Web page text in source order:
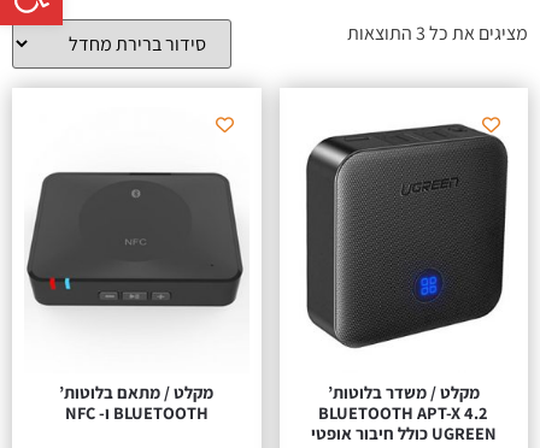
מציגים את כל ⁦3⁩ התוצאות
מקלט / משדר בלוטות’
BLUETOOTH APT-X 4.2
UGREEN כולל חיבור אופטי
מקלט / מתאם בלוטות’
BLUETOOTH ו- NFC